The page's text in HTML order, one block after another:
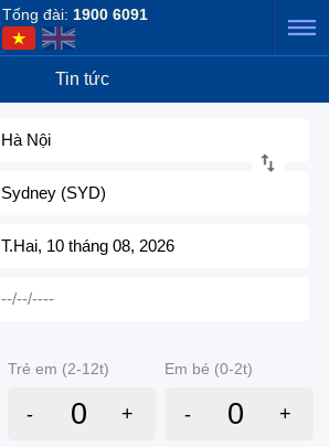
Tổng đài: 1900 6091
Tin tức
Hà Nội
Sydney (SYD)
T.Hai, 10 tháng 08, 2026
--/--/----
Trẻ em (2-12t) Em bé (0-2t)
- + - +